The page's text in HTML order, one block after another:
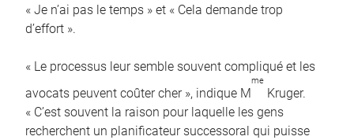
« Je n’ai pas le temps » et « Cela demande trop
d’effort ».
« Le processus leur semble souvent compliqué et les
avocats peuvent coûter cher », indique M
me
Kruger.
« C’est souvent la raison pour laquelle les gens
recherchent un planificateur successoral qui puisse